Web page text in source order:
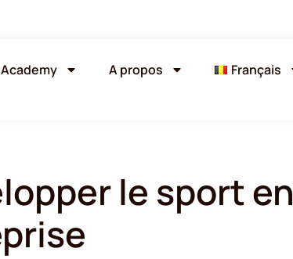
A propos Français
le sport en